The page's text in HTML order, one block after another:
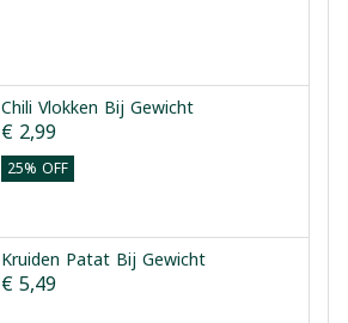
Chili Vlokken Bij Gewicht
€ 2,99
25% OFF
Kruiden Patat Bij Gewicht
€ 5,49